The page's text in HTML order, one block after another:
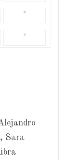
Sara